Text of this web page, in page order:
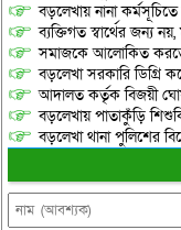
বড়লেখায় নানা
ব্যক্তিগত স্বার্থের জন্য
সমাজকে আলোকিত করতে
বড়লেখা সরকারি ডিগ্রি
আদালত কর্তৃক বিজয়ী
বড়লেখায় পাতাকুঁড়ি
বড়লেখা থানা পুলিশের